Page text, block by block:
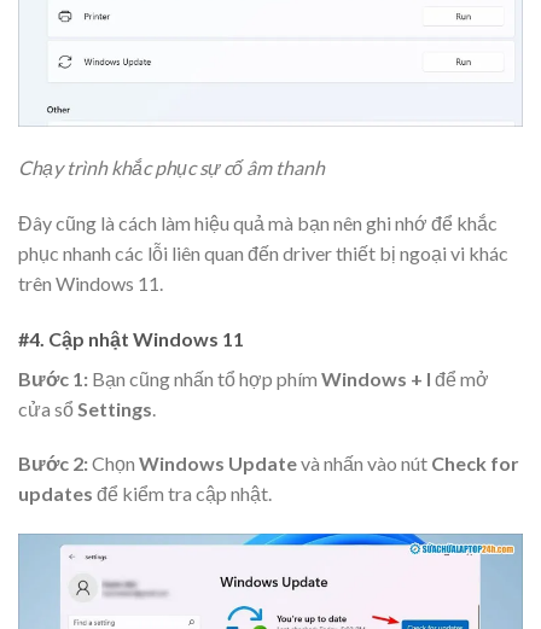
Chạy trình khắc phục sự cố âm thanh
Đây cũng là cách làm hiệu quả mà bạn nên ghi nhớ để khắc
phục nhanh các lỗi liên quan đến driver thiết bị ngoại vi khác
trên Windows 11.
#4. Cập nhật Windows 11
Bước 1: Bạn cũng nhấn tổ hợp phím Windows + I để mở
cửa sổ Settings
Bước 2:Chọn Windows Updatevà nhấn vào nút Check for
updates để kiểm tra cập nhật.